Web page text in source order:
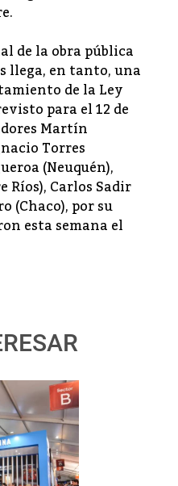
de la obra pública
llega, en tanto, una
de la Ley
para el 12 de
Martín
Torres
(Neuquén),
Ríos), Carlos Sadir
(Chaco), por su
esta semana el